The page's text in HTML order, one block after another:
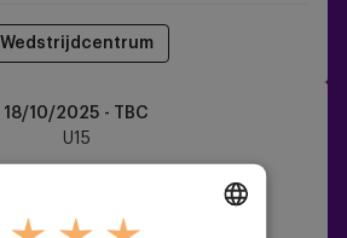
Wedstrijdcentrum
18/10/2025 - TBC
U15